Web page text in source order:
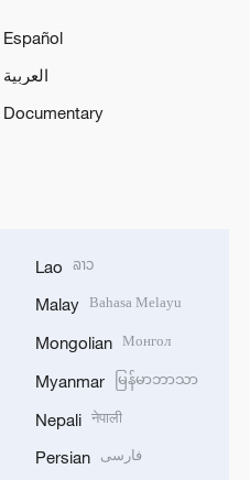
Español
العربية
Documentary
Lao ລາວ
Malay Bahasa Melayu
Mongolian Монгол
Myanmar မြန်မာဘာသာ
Nepali नेपाली
Persian فارسی